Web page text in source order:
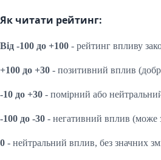
Як читати рейтинг:
Від -100 до +100 - рейтинг впливу
+100 до +30 - позитивний вплив
-10 до +30 - помірний або
-100 до -30 - негативний вплив (може
0 - нейтральний вплив, без значних